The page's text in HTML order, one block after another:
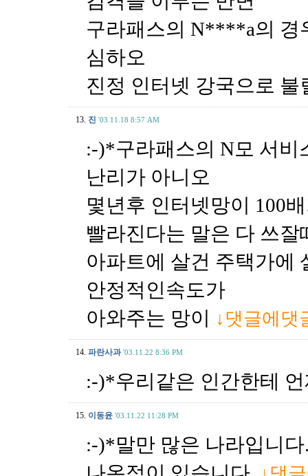
구라패스의 N****a의 경
심하오
진정 인터넷 강국으로
13. 진 '03.11.18 8:57 AM
:-)*구라패스의 N모 서비
난리가 아니오
몇년후 인터넷망이 100
빨라진다는 말은 다 쓰잘
아파트에 살건 주택가에
안정적인속도가
아와주는 망이 ↓댓글에댓
14. 파란사과 '03.11.22 8:36 PM
:-)*우리같은 인간한테
15. 이동윤 '03.11.22 11:28 PM
:-)*말만 많은 나라입니